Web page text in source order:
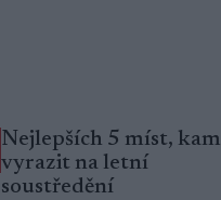
Nejlepších 5 míst, kam
vyrazit na letní
soustředění